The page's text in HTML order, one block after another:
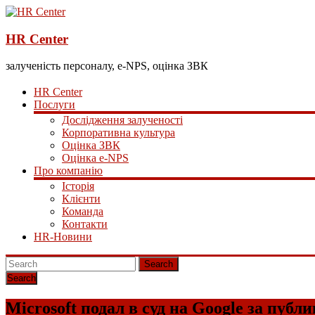
HR Center
залученість персоналу, e-NPS, оцінка ЗВК
HR Center
Послуги
Дослідження залученості
Корпоративна культура
Оцінка ЗВК
Оцінка e-NPS
Про компанію
Історія
Клієнти
Команда
Контакти
HR-Новини
Search
Microsoft подал в суд на Google за